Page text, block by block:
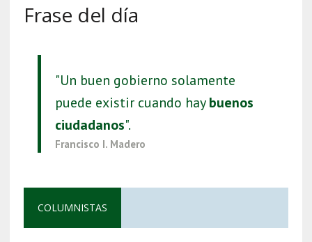
Frase del día
"Un buen gobierno solamente
puede existir cuando haybuenos
ciudadanos".
Francisco I. Madero
COLUMNISTAS